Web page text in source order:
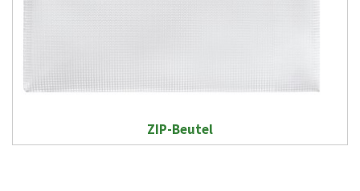
ZIP-Beutel